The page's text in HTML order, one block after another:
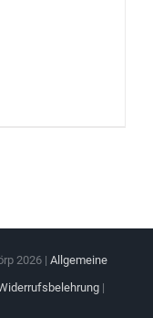
2026 | Allgemeine
|